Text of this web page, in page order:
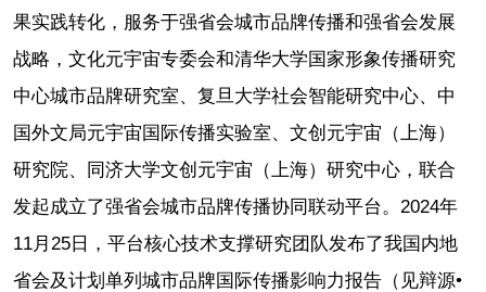
果实践转化，服务于强省会城市品牌传播和强省会发展
战略，文化元宇宙专委会和清华大学国家形象传播研究
中心城市品牌研究室、复旦大学社会智能研究中心、中
国外文局元宇宙国际传播实验室、文创元宇宙（上海）
研究院、同济大学文创元宇宙（上海）研究中心，联合
发起成立了强省会城市品牌传播协同联动平台。2024年
11月25日，平台核心技术支撑研究团队发布了我国内地
省会及计划单列城市品牌国际传播影响力报告（见辩源•